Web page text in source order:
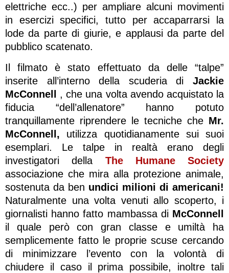
elettriche ecc..) per ampliare alcuni movimenti
in esercizi specifici, tutto per accaparrarsi la
lode da parte di giurie, e applausi da parte del
pubblico scatenato.
Il filmato è stato effettuato da delle “talpe”
inserite all’interno della scuderia di Jackie
McConnell , che una volta avendo acquistato la
fiducia “dell’allenatore” hanno potuto
tranquillamente riprendere le tecniche che Mr.
McConnell, utilizza quotidianamente sui suoi
esemplari. Le talpe in realtà erano degli
investigatori della The Humane Society
associazione che mira alla protezione animale,
sostenuta da ben undici milioni di americani!
Naturalmente una volta venuti allo scoperto, i
giornalisti hanno fatto mambassa di McConnell
il quale però con gran classe e umiltà ha
semplicemente fatto le proprie scuse cercando
di minimizzare l’evento con la volontà di
chiudere il caso il prima possibile, inoltre tali